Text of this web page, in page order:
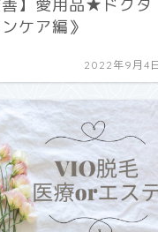
善】愛用品★ドクタ
ケア編》
2022年9月4